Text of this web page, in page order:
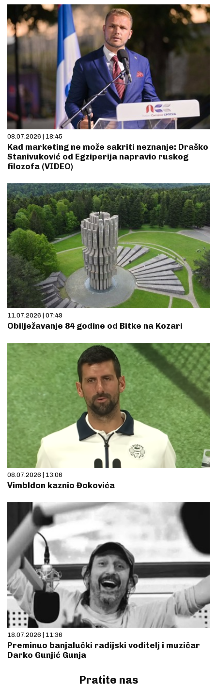
08.07.2026 | 18:45
Kad marketing ne može sakriti neznanje: Draško
Stanivuković od Egziperija napravio ruskog
filozofa (VIDEO)
11.07.2026 | 07:49
Obilježavanje 84 godine od Bitke na Kozari
08.07.2026 | 13:06
Vimbldon kaznio Đokovića
18.07.2026 | 11:36
Preminuo banjalučki radijski voditelj i muzičar
Darko Gunjić Gunja
Pratite nas